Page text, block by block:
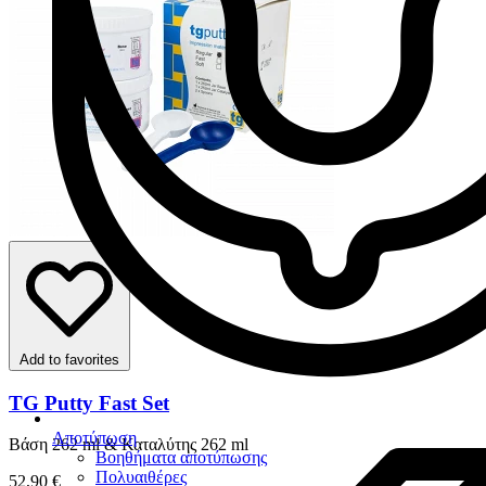
Αποτύπωση
Βοηθήματα αποτύπωσης
Πολυαιθέρες
Add to favorites
TG Putty Fast Set
Βάση 262 ml & Καταλύτης 262 ml
52,90 €